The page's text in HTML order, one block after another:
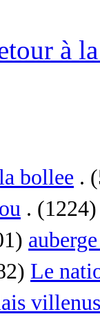
à
bollee .
.
Le
villenus